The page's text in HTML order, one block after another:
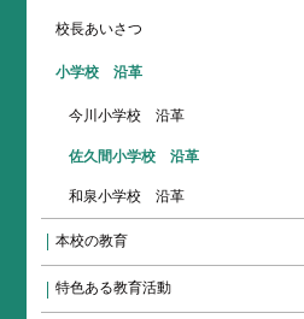
校長あいさつ
小学校 沿革
今川小学校 沿革
佐久間小学校 沿革
和泉小学校 沿革
本校の教育
特色ある教育活動